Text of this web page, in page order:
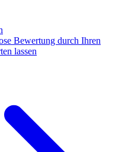
Bewertung durch Ihren
lassen